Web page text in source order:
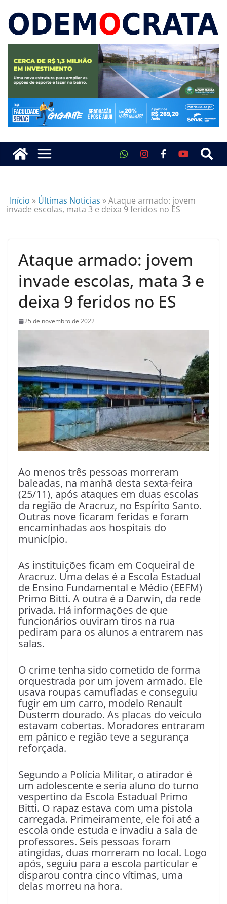
Início » Últimas Noticias »Ataque armado: jovem
invade escolas, mata 3 e deixa 9 feridos no ES
Ataque armado: jovem
invade escolas, mata 3 e
deixa 9 feridos no ES
25 de novembro de 2022
Ao menos três pessoas morreram
baleadas, na manhã desta sexta-feira
(25/11), após ataques em duas escolas
da região de Aracruz, no Espírito Santo.
Outras nove ficaram feridas e foram
encaminhadas aos hospitais do
município.
As instituições ficam em Coqueiral de
Aracruz. Uma delas é a Escola Estadual
de Ensino Fundamental e Médio (EEFM)
Primo Bitti. A outra é a Darwin, da rede
privada. Há informações de que
funcionários ouviram tiros na rua
pediram para os alunos a entrarem nas
salas.
O crime tenha sido cometido de forma
orquestrada por um jovem armado. Ele
usava roupas camufladas e conseguiu
fugir em um carro, modelo Renault
Dusterm dourado. As placas do veículo
estavam cobertas. Moradores entraram
em pânico e região teve a segurança
reforçada.
Segundo a Polícia Militar, o atirador é
um adolescente e seria aluno do turno
vespertino da Escola Estadual Primo
Bitti. O rapaz estava com uma pistola
carregada. Primeiramente, ele foi até a
escola onde estuda e invadiu a sala de
professores. Seis pessoas foram
atingidas, duas morreram no local. Logo
após, seguiu para a escola particular e
disparou contra cinco vítimas, uma
delas morreu na hora.